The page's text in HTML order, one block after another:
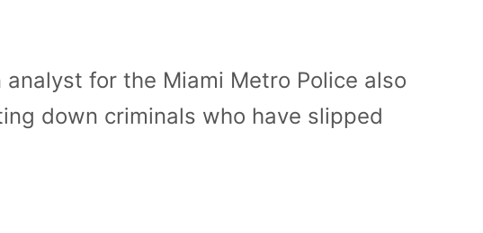
for the Miami Metro Police also
down criminals who have slipped